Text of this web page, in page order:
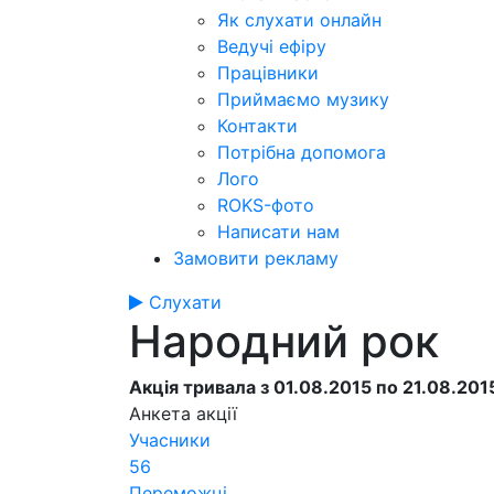
Як слухати онлайн
Ведучі ефіру
Працівники
Приймаємо музику
Контакти
Потрібна допомога
Лого
ROKS-фото
Написати нам
Замовити рекламу
Слухати
Народний рок
Акція тривала з 01.08.2015 по
Анкета акції
Учасники
56